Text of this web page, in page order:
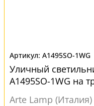
A1495SO-1WG
Уличный
A1495SO-1WG на
Arte Lamp (Италия)